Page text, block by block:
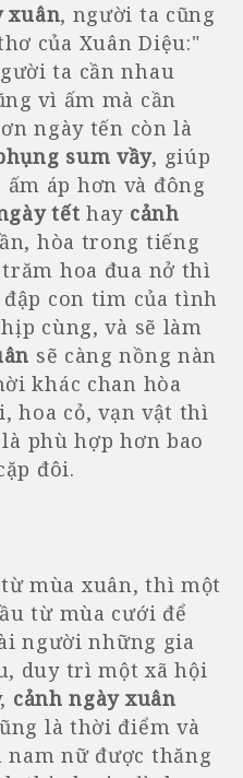
xuân, người ta cũng
của Xuân Diệu:"
ta cần nhau
vì ấm mà cần
ngày tến còn là
sum vầy, giúp
áp hơn và đông
tết hay cảnh
hòa trong tiếng
hoa đua nở thì
con tim của tình
cùng, và sẽ làm
sẽ càng nồng nàn
khác chan hòa
hoa cỏ, vạn vật thì
phù hợp hơn bao
đôi.
mùa xuân, thì một
từ mùa cưới để
người những gia
duy trì một xã hội
cảnh ngày xuân
là thời điểm và
nữ được thăng